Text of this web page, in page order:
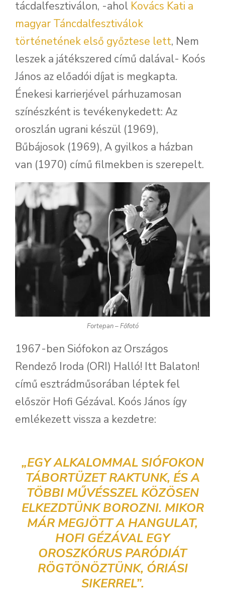
tácdalfesztiválon, -ahol Kovács Kati a
magyar Táncdalfesztiválok
történetének első győztese lett, Nem
leszek a játékszered című dalával- Koós
János az előadói díjat is megkapta.
Énekesi karrierjével párhuzamosan
színészként is tevékenykedett: Az
oroszlán ugrani készül (1969),
Bűbájosok (1969), A gyilkos a házban
van (1970) című filmekben is szerepelt.
Fortepan – Főfotó
1967-ben Siófokon az Országos
Rendező Iroda (ORI) Halló! Itt Balaton!
című esztrádműsorában léptek fel
először Hofi Gézával. Koós János így
emlékezett vissza a kezdetre:
„EGY ALKALOMMAL SIÓFOKON
TÁBORTÜZET RAKTUNK, ÉS A
TÖBBI MŰVÉSSZEL KÖZÖSEN
ELKEZDTÜNK BOROZNI. MIKOR
MÁR MEGJÖTT A HANGULAT,
HOFI GÉZÁVAL EGY
OROSZKÓRUS PARÓDIÁT
RÖGTÖNÖZTÜNK, ÓRIÁSI
SIKERREL”.